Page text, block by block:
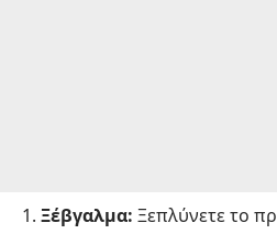
Ξέβγαλμα: Ξεπλύνετε το